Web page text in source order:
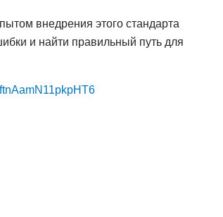
внедрения этого стандарта
и найти правильный путь для